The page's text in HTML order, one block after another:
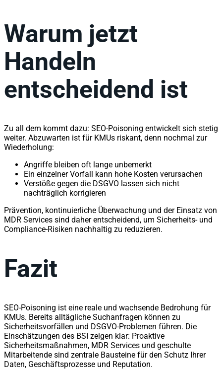
Warum jetzt
Handeln
entscheidend ist
Zu all dem kommt dazu: SEO-Poisoning entwickelt sich stetig
weiter. Abzuwarten ist für KMUs riskant, denn nochmal zur
Wiederholung:
Angriffe bleiben oft lange unbemerkt
Ein einzelner Vorfall kann hohe Kosten verursachen
Verstöße gegen die DSGVO lassen sich nicht
nachträglich korrigieren
Prävention, kontinuierliche Überwachung und der Einsatz von
MDR Services sind daher entscheidend, um Sicherheits- und
Compliance-Risiken nachhaltig zu reduzieren.
Fazit
SEO-Poisoning ist eine reale und wachsende Bedrohung für
KMUs. Bereits alltägliche Suchanfragen können zu
Sicherheitsvorfällen und DSGVO-Problemen führen. Die
Einschätzungen des BSI zeigen klar: Proaktive
Sicherheitsmaßnahmen, MDR Services und geschulte
Mitarbeitende sind zentrale Bausteine für den Schutz Ihrer
Daten, Geschäftsprozesse und Reputation.